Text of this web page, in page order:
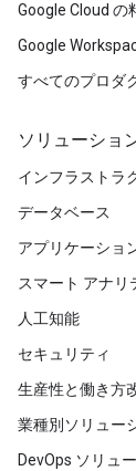
Google Cloud の
Google
すべてのプロダ
ソリューショ
インフラストラ
データベース
アプリケーショ
スマート アナリ
人工知能
セキュリティ
生産性と働き方
業種別ソリュー
DevOps ソリュ